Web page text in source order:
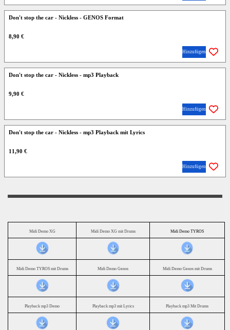
Don't stop the car - Nickless - GENOS Format
8,90 €
Hinzufügen
Don't stop the car - Nickless - mp3 Playback
9,90 €
Hinzufügen
Don't stop the car - Nickless - mp3 Playback mit Lyrics
11,90 €
Hinzufügen
Midi Demo XG Midi Demo XG mit Drums Midi Demo TYROS
Midi Demo TYROS mit Drums Midi Demo Genos Midi Demo Genos mit Drums
Playback mp3 Demo Playback mp3 mit Lyrics Playback mp3 Mit Drums